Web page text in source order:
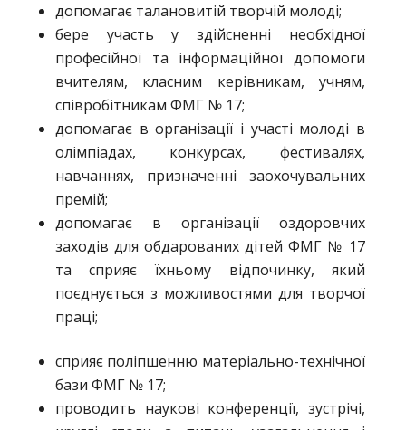
допомагає талановитій творчій молоді;
бере участь у здійсненні необхідної
професійної та інформаційної допомоги
вчителям, класним керівникам, учням,
співробітникам ФМГ № 17;
допомагає в організації і участі молоді в
олімпіадах, конкурсах, фестивалях,
навчаннях, призначенні заохочувальних
премій;
допомагає в організації оздоровчих
заходів для обдарованих дітей ФМГ № 17
та сприяє їхньому відпочинку, який
поєднується з можливостями для творчої
праці;
сприяє поліпшенню матеріально-технічної
бази ФМГ № 17;
проводить наукові конференції, зустрічі,